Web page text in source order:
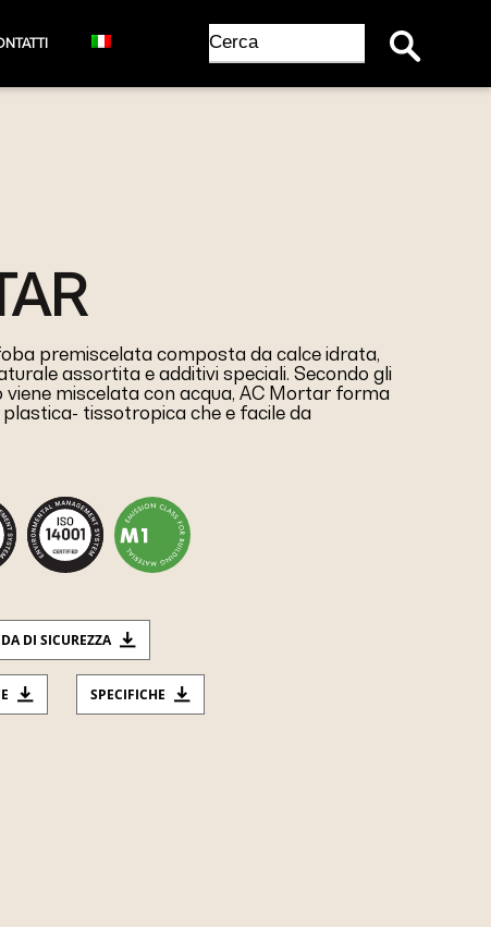
for:
premiscelata composta da calce idrata,
assortita e additivi speciali. Secondo gli
viene miscelata con acqua, AC Mortar forma
tissotropica che e facile da
DI SICUREZZA
SPECIFICHE